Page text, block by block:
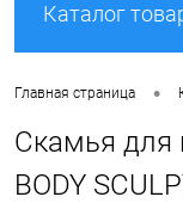
Каталог
Главная страница •
Скамья для
BODY